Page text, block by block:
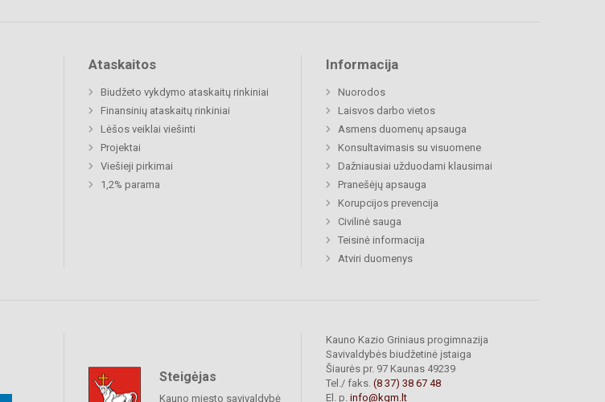
Ataskaitos
Biudžeto vykdymo ataskaitų rinkiniai
Finansinių ataskaitų rinkiniai
Lėšos veiklai viešinti
Projektai
Viešieji pirkimai
1,2% parama
Informacija
Nuorodos
Laisvos darbo vietos
Asmens duomenų apsauga
Konsultavimasis su visuomene
Dažniausiai užduodami klausimai
Pranešėjų apsauga
Korupcijos prevencija
Civilinė sauga
Teisinė informacija
Atviri duomenys
Steigėjas
Kauno miesto savivaldybė
Kauno Kazio Griniaus progimnazija
Savivaldybės biudžetinė įstaiga
Šiaurės pr. 97 Kaunas 49239
Tel./ faks. (8 37) 38 67 48
El. p. info@kgm.lt